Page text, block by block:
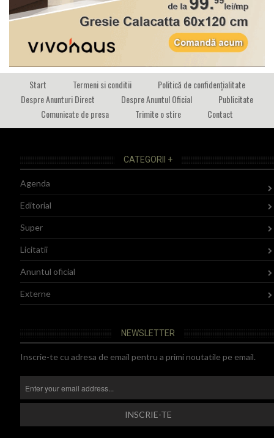
Start Termeni si conditii
Politică de confidențialitate
Despre Anunturi Direct
Despre Anuntul Oficial
Publicitate
Comunicate de presa
Trimite o stire Contact
CATEGORII +
Agenda
Editorial
Super
Licitatii
Anuntul oficial
Externe
NEWSLETTER
Inscrie-te cu adresa de email pentru a primi noutatile pe email.